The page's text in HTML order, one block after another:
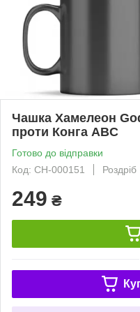
Чашка Хамелеон
проти Конга ABC
Готово до відправки
Код: СH-000151
Роздріб
249 ₴